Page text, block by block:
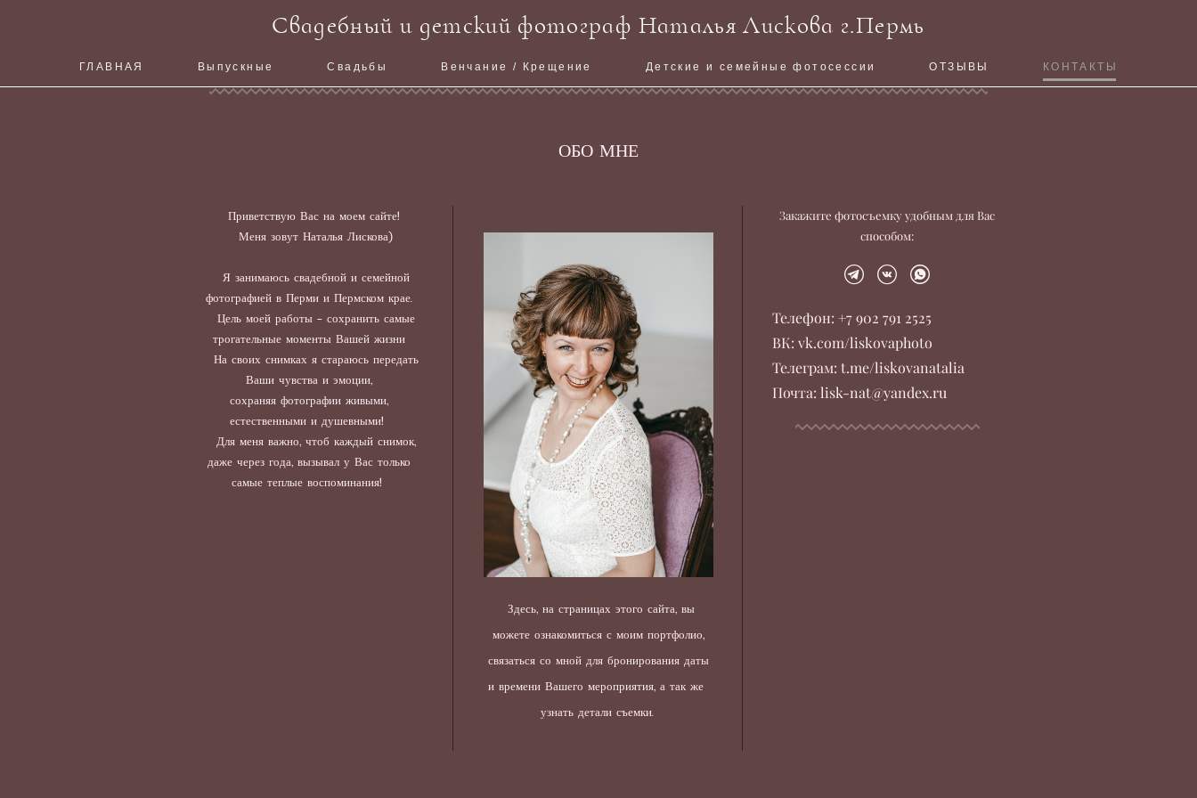
Свадебный и детский фотограф Наталья Лискова г.Пермь
ГЛАВНАЯ Выпускные Свадьбы Венчание / Крещение Детские и семейные фотосессии ОТЗЫВЫ КОНТАКТЫ
ОБО МНЕ
Приветствую Вас на моем сайте!
Меня зовут Наталья Лискова)
Я занимаюсь свадебной и семейной
фотографией в Перми и Пермском крае.
Цель моей работы - сохранить самые
трогательные моменты Вашей жизни
На своих снимках я стараюсь передать
Ваши чувства и эмоции,
сохраняя фотографии живыми,
естественными и душевными!
Для меня важно, чтоб каждый снимок,
даже через года, вызывал у Вас только
самые теплые воспоминания!
Здесь, на страницах этого сайта, вы
можете ознакомиться с моим портфолио,
связаться со мной для бронирования даты
и времени Вашего мероприятия, а так же
узнать детали съемки.
Закажите фотосъемку удобным для Вас
способом:
Телефон: +7 902 791 2525
ВК: vk.com/liskovaphoto
Телеграм: t.me/liskovanatalia
Почта: lisk-nat@yandex.ru